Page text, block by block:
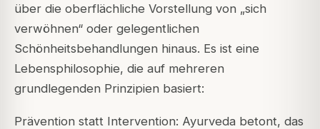
über die oberflächliche Vorstellung von „sich
verwöhnen“ oder gelegentlichen
Schönheitsbehandlungen hinaus. Es ist eine
Lebensphilosophie, die auf mehreren
grundlegenden Prinzipien basiert:
Prävention statt Intervention: Ayurveda betont, das